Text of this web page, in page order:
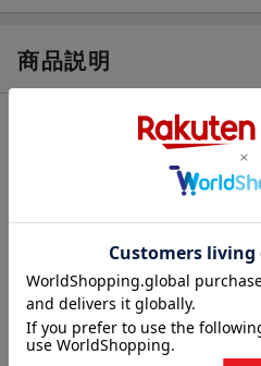
商品説明
内容紹介（JPROより）
あつい夏。ぼっこん ぼっこん ぶ
やっつやのなすがとれました。ま
す、ちびっこなす。白いなすや緑
さあ はじまった大行進！ あれ
はみんな、なすのしんせきなんで
育つ元気な野菜たちが主人公。
音が楽しい「どーんと やさい」シ